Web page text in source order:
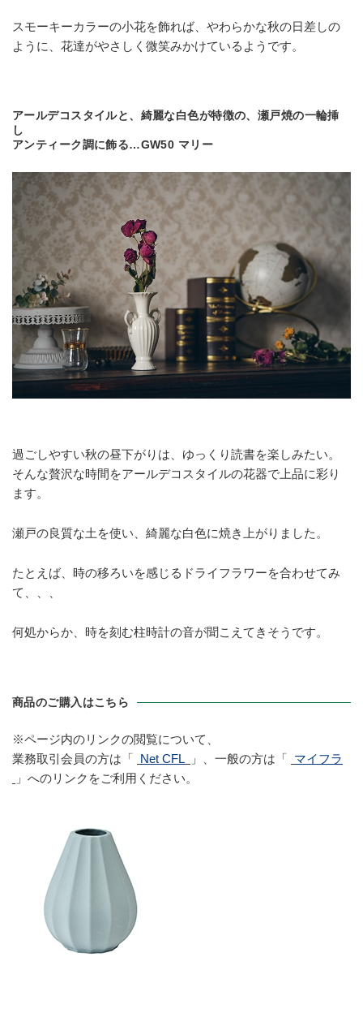
スモーキーカラーの小花を飾れば、やわらかな秋の日差しの
ように、花達がやさしく微笑みかけているようです。
アールデコスタイルと、綺麗な白色が特徴の、瀬戸焼の一輪挿
し
アンティーク調に飾る…GW50 マリー
過ごしやすい秋の昼下がりは、ゆっくり読書を楽しみたい。
そんな贅沢な時間をアールデコスタイルの花器で上品に彩り
ます。
瀬戸の良質な土を使い、綺麗な白色に焼き上がりました。
たとえば、時の移ろいを感じるドライフラワーを合わせてみ
て、、、
何処からか、時を刻む柱時計の音が聞こえてきそうです。
商品のご購入はこちら
※ページ内のリンクの閲覧について、
業務取引会員の方は「 Net CFL 」、一般の方は「 マイフラ
」へのリンクをご利用ください。